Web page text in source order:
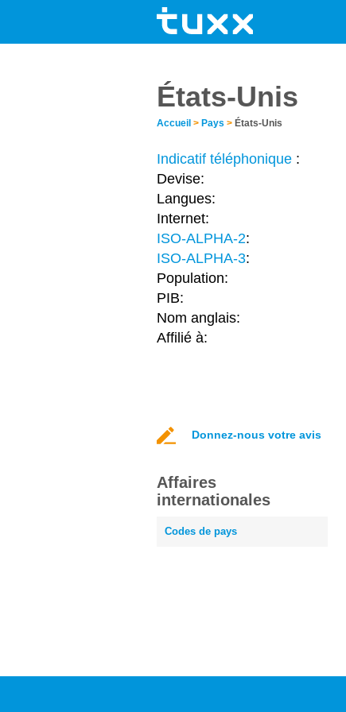
États-Unis
Accueil > Pays > États-Unis
Indicatif téléphonique :
Devise:
Langues:
Internet:
ISO-ALPHA-2:
ISO-ALPHA-3:
Population:
PIB:
Nom anglais:
Affilié à:
Donnez-nous votre avis
Affaires
internationales
Codes de pays